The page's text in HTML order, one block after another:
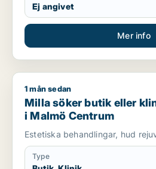
Ej angivet
Mer info
Milla söker butik eller klinik för
1 mån sedan
Milla söker butik eller
i Malmö Centrum
Estetiska behandlingar, hud
Type